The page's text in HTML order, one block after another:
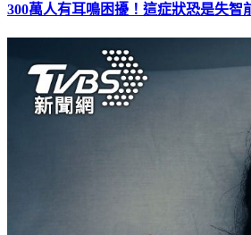
300萬人有耳鳴困擾！這症狀恐是失